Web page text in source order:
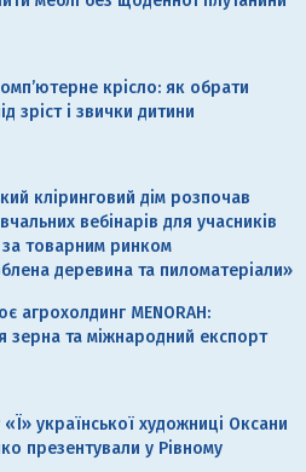
крісло: як обрати
зріст і звички дитини
кліринговий дім розпочав
вебінарів для учасників
за товарним ринком
деревина та пиломатеріали»
агрохолдинг MENORAH:
зерна та міжнародний експорт
«Ї» української художниці Оксани
презентували у Рівному